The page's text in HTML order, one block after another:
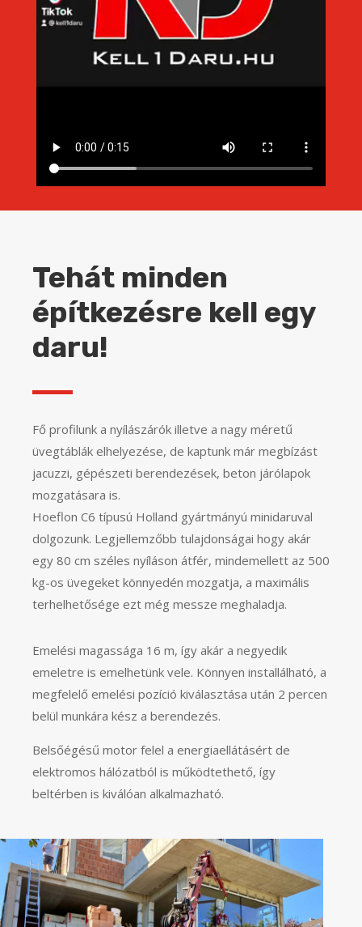
Tehát minden
építkezésre kell egy
daru!
Fő profilunk a nyílászárók illetve a nagy méretű
üvegtáblák elhelyezése, de kaptunk már megbízást
jacuzzi, gépészeti berendezések, beton járólapok
mozgatásara is.
Hoeflon C6 típusú Holland gyártmányú minidaruval
dolgozunk. Legjellemzőbb tulajdonságai hogy akár
egy 80 cm széles nyíláson átfér, mindemellett az 500
kg-os üvegeket könnyedén mozgatja, a maximális
terhelhetősége ezt még messze meghaladja.
Emelési magassága 16 m, így akár a negyedik
emeletre is emelhetünk vele. Könnyen installálható, a
megfelelő emelési pozíció kiválasztása után 2 percen
belül munkára kész a berendezés.
Belsőégésű motor felel a energiaellátásért de
elektromos hálózatból is működtethető, így
beltérben is kiválóan alkalmazható.